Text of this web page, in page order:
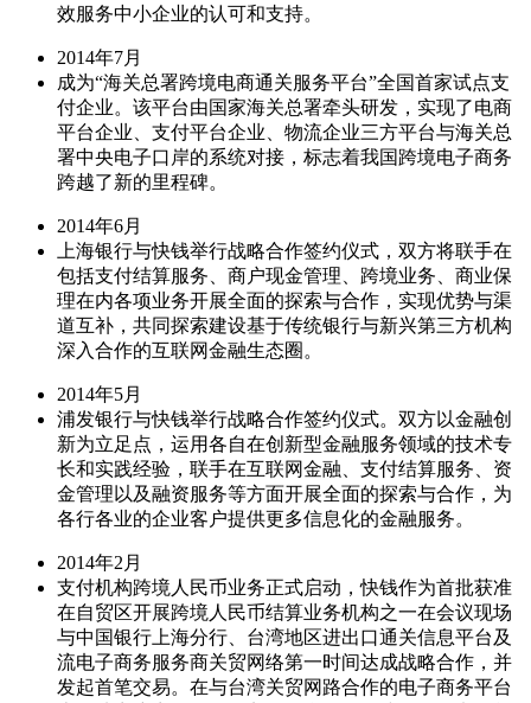
效服务中小企业的认可和支持。
2014年7月
成为“海关总署跨境电商通关服务平台”全国首家试点支
付企业。该平台由国家海关总署牵头研发，实现了电商
平台企业、支付平台企业、物流企业三方平台与海关总
署中央电子口岸的系统对接，标志着我国跨境电子商务
跨越了新的里程碑。
2014年6月
上海银行与快钱举行战略合作签约仪式，双方将联手在
包括支付结算服务、商户现金管理、跨境业务、商业保
理在内各项业务开展全面的探索与合作，实现优势与渠
道互补，共同探索建设基于传统银行与新兴第三方机构
深入合作的互联网金融生态圈。
2014年5月
浦发银行与快钱举行战略合作签约仪式。双方以金融创
新为立足点，运用各自在创新型金融服务领域的技术专
长和实践经验，联手在互联网金融、支付结算服务、资
金管理以及融资服务等方面开展全面的探索与合作，为
各行各业的企业客户提供更多信息化的金融服务。
2014年2月
支付机构跨境人民币业务正式启动，快钱作为首批获准
在自贸区开展跨境人民币结算业务机构之一在会议现场
与中国银行上海分行、台湾地区进出口通关信息平台及
流电子商务服务商关贸网络第一时间达成战略合作，并
发起首笔交易。在与台湾关贸网路合作的电子商务平台